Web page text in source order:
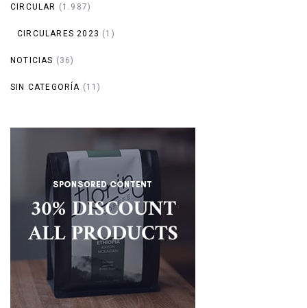
CIRCULAR (1.987)
CIRCULARES 2023 (1)
NOTICIAS (36)
SIN CATEGORÍA (11)